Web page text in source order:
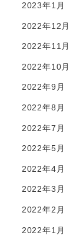
2023年1月
2022年12月
2022年11月
2022年10月
2022年9月
2022年8月
2022年7月
2022年5月
2022年4月
2022年3月
2022年2月
2022年1月